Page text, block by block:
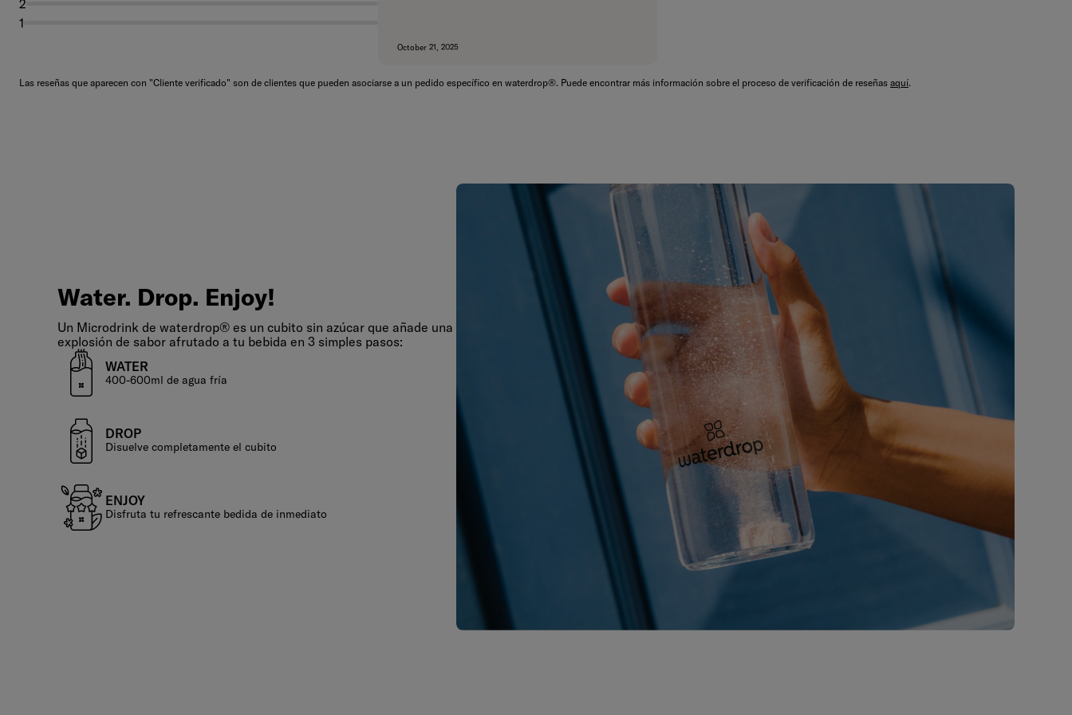
2
1
October 21, 2025
Las reseñas que aparecen con "Cliente verificado" son de clientes que pueden asociarse a un pedido específico en waterdrop®. Puede encontrar más información sobre el proceso de verificación de reseñas aquí.
Water. Drop. Enjoy!
Water. Drop. Enjoy!
Un Microdrink de waterdrop® es un cubito sin azúcar que añade una
explosión de sabor afrutado a tu bebida en 3 simples pasos:
WATER
400-600ml de agua fría
DROP
Disuelve completamente el cubito
ENJOY
Disfruta tu refrescante bedida de inmediato